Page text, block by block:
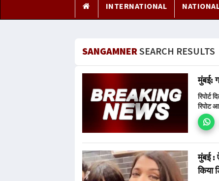
INTERNATIONAL
SANGAMNER SEARCH RESULTS
मुंबई:
रिपोर्ट
रिपोट
मुंबई :
किया